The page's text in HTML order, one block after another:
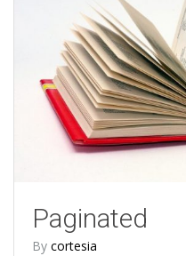
Paginated
By cortesia